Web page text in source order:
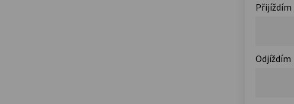
Přijíždím
Odjíždím